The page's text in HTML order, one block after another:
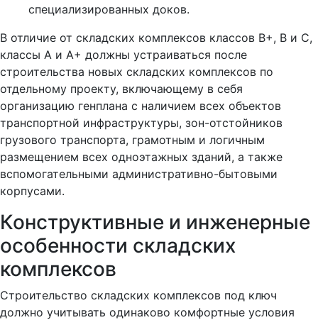
специализированных доков.
В отличие от складских комплексов классов В+, В и С,
классы А и А+ должны устраиваться после
строительства новых складских комплексов по
отдельному проекту, включающему в себя
организацию генплана с наличием всех объектов
транспортной инфраструктуры, зон-отстойников
грузового транспорта, грамотным и логичным
размещением всех одноэтажных зданий, а также
вспомогательными административно-бытовыми
корпусами.
Конструктивные и инженерные
особенности складских
комплексов
Строительство складских комплексов под ключ
должно учитывать одинаково комфортные условия